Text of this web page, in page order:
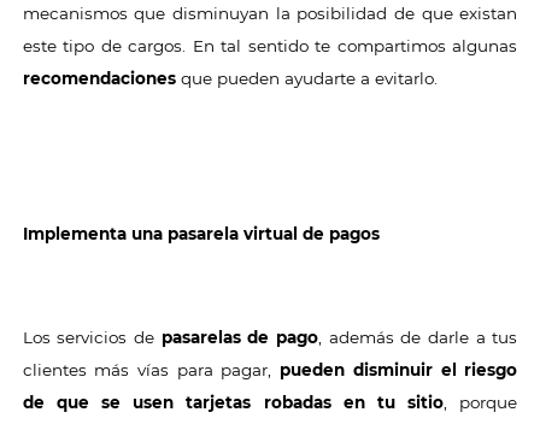
mecanismos que disminuyan la posibilidad de que existan
este tipo de cargos. En tal sentido te compartimos algunas
recomendacionesque pueden ayudarte a evitarlo.
Implementa una pasarela virtual de pagos
Los servicios de pasarelas de pago , además de darle a tus
clientes más vías para pagar, pueden disminuir el riesgo
de que se usen tarjetas robadas en tu sitio , porque